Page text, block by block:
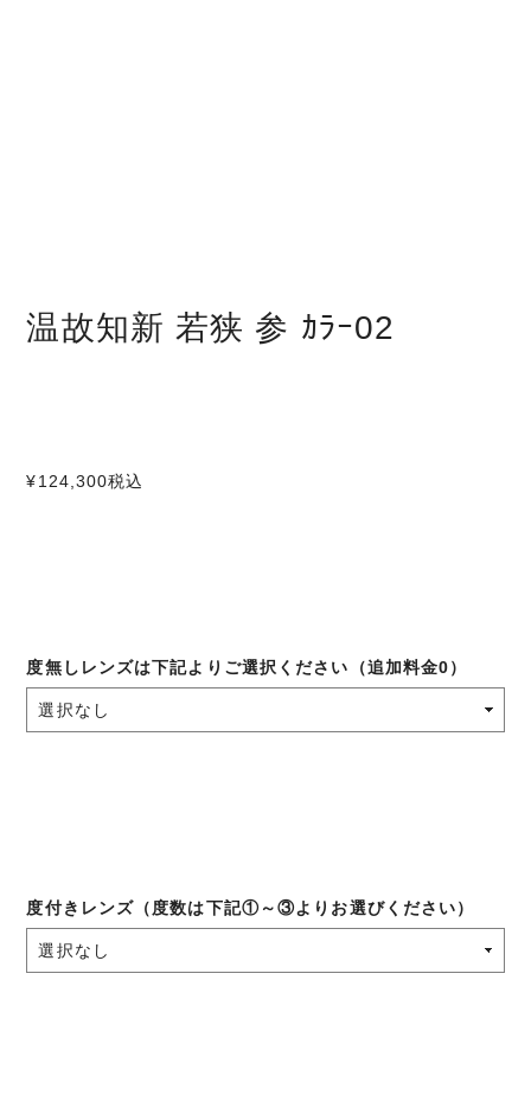
温故知新 若狭 参 ｶﾗｰ02
¥124,300税込
度無しレンズは下記よりご選択ください（追加料金0）
度付きレンズ（度数は下記①～③よりお選びください）